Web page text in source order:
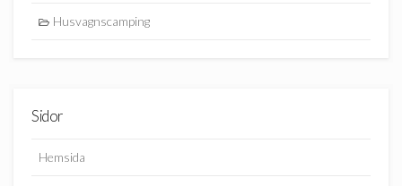
Husvagnscamping
Sidor
Hemsida